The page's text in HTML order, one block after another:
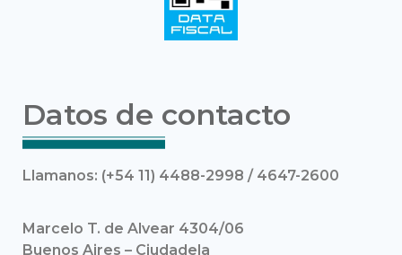
Datos de contacto
Llamanos: (+54 11) 4488-2998 / 4647-2600
Marcelo T. de Alvear 4304/06
Buenos Aires – Ciudadela